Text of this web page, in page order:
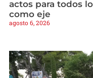
actos para todos
como eje
agosto 6, 2026